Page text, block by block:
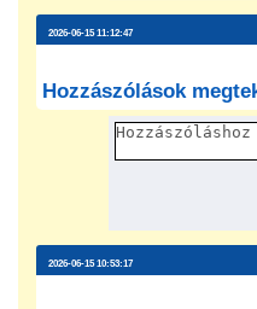
2026-06-15 11:12:47
Hozzászólások
2026-06-15 10:53:17